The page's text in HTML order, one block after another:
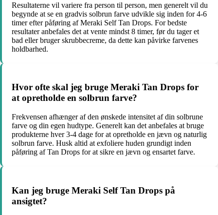
Resultaterne vil variere fra person til person, men generelt vil du
begynde at se en gradvis solbrun farve udvikle sig inden for 4-6
timer efter påføring af Meraki Self Tan Drops. For bedste
resultater anbefales det at vente mindst 8 timer, før du tager et
bad eller bruger skrubbecreme, da dette kan påvirke farvenes
holdbarhed.
Hvor ofte skal jeg bruge Meraki Tan Drops for
at opretholde en solbrun farve?
Frekvensen afhænger af den ønskede intensitet af din solbrune
farve og din egen hudtype. Generelt kan det anbefales at bruge
produkterne hver 3-4 dage for at opretholde en jævn og naturlig
solbrun farve. Husk altid at exfoliere huden grundigt inden
påføring af Tan Drops for at sikre en jævn og ensartet farve.
Kan jeg bruge Meraki Self Tan Drops på
ansigtet?